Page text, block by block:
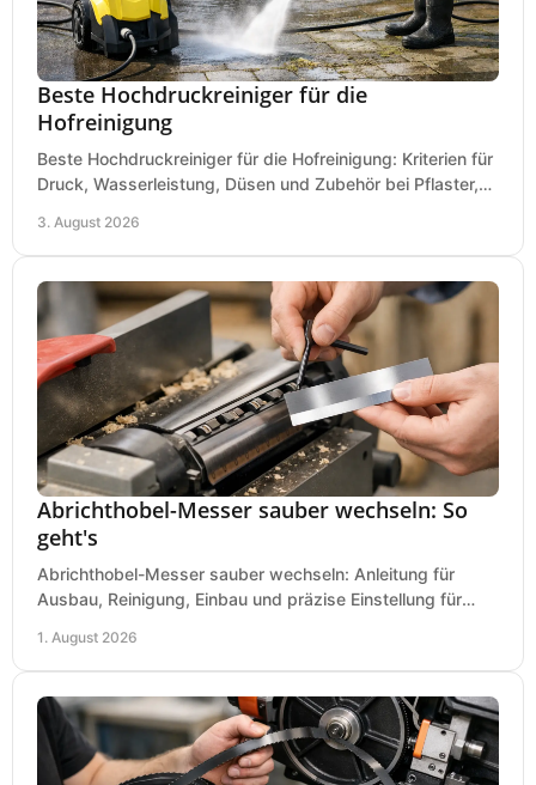
Beste Hochdruckreiniger für die
Hofreinigung
Beste Hochdruckreiniger für die Hofreinigung: Kriterien für
Druck, Wasserleistung, Düsen und Zubehör bei Pflaster,
3. August 2026
Abrichthobel-Messer sauber wechseln: So
geht's
Abrichthobel-Messer sauber wechseln: Anleitung für
Ausbau, Reinigung, Einbau und präzise Einstellung für
1. August 2026